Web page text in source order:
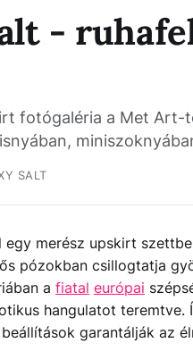
-
fotógaléria a Met Art-
SALT
egy merész upskirt
pózokban csillogtatja
a fiatal európai
hangulatot teremtve.
garantálják az